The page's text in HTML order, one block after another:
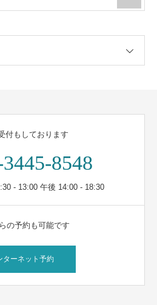
付もしております
8548
- 13:00 午後 14:00 - 18:30
の予約も可能です
ターネット予約